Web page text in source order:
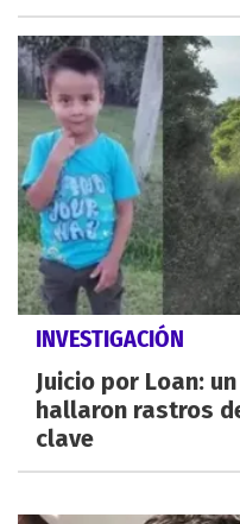
INVESTIGACIÓN
Juicio por Loan:
hallaron rastros
clave